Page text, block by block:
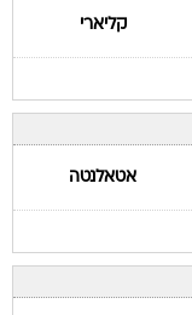
קליארי
אטאלנטה